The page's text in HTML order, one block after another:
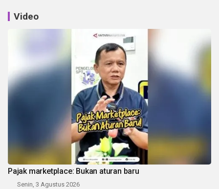
Video
Pajak marketplace: Bukan aturan baru
Senin, 3 Agustus 2026